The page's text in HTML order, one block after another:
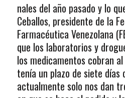
nales del año pasado y lo
Ceballos, presidente de la
Farmacéutica Venezolana
que los laboratorios y
los medicamentos cobran
tenía un plazo de siete días
actualmente solo nos dan